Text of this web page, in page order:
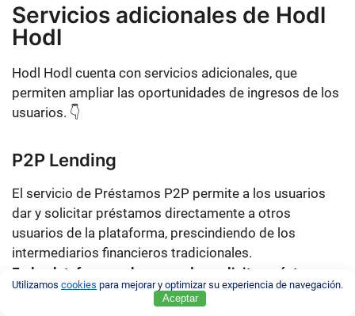
Servicios adicionales de Hodl
Hodl
Hodl Hodl cuenta con servicios adicionales, que
permiten ampliar las oportunidades de ingresos de los
usuarios. 👇
P2P Lending
El servicio de Préstamos P2P permite a los usuarios
dar y solicitar préstamos directamente a otros
usuarios de la plataforma, prescindiendo de los
intermediarios financieros tradicionales.
En la plataforma solo se pueden solicitar préstamos
en criptomoneda. Utilizando bitcoins como garantía,
los usuarios pueden pedir préstamos en cualquiera de
Utilizamos cookies para mejorar y optimizar su experiencia de navegación.
Aceptar